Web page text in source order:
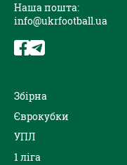
Наша пошта:
info@ukrfootball.ua
Збірна
Єврокубки
УПЛ
1 ліга